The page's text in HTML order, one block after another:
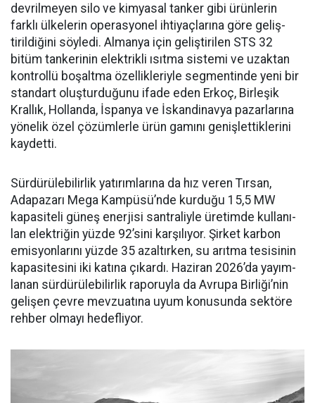
devrilme­yen silo ve kimyasal tanker gibi ürünlerin
farklı ülkelerin ope­rasyonel ihtiyaçlarına göre geliş­
tirildiğini söyledi. Almanya için geliştirilen STS 32
bitüm tan­kerinin elektrikli ısıtma siste­mi ve uzaktan
kontrollü boşalt­ma özellikleriyle segmentinde yeni bir
standart oluşturduğunu ifade eden Erkoç, Birleşik
Kral­lık, Hollanda, İspanya ve İskan­dinavya pazarlarına
yönelik özel çözümlerle ürün gamını geniş­lettiklerini
kaydetti.
Sürdürülebilirlik yatırımları­na da hız veren Tırsan,
Adapaza­rı Mega Kampüsü’nde kurduğu 15,5 MW
kapasiteli güneş ener­jisi santraliyle üretimde kullanı­
lan elektriğin yüzde 92’sini karşı­lıyor. Şirket karbon
emisyonları­nı yüzde 35 azaltırken, su arıtma tesisinin
kapasitesini iki katına çıkardı. Haziran 2026’da yayım­
lanan sürdürülebilirlik raporuyla da Avrupa Birliği’nin
gelişen çev­re mevzuatına uyum konusunda sektöre
rehber olmayı hedefliyor.